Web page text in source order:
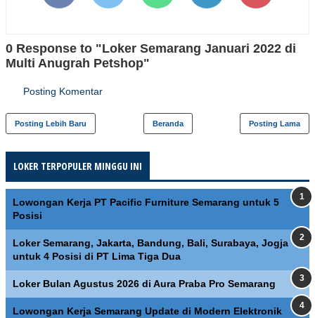
0 Response to "Loker Semarang Januari 2022 di
Multi Anugrah Petshop"
Posting Komentar
Posting Lebih Baru Posting Lama
Beranda
LOKER TERPOPULER MINGGU INI
Lowongan Kerja PT Pacific Furniture Semarang untuk 5
Posisi
Loker Semarang, Jakarta, Bandung, Bali, Surabaya, Jogja
untuk 4 Posisi di PT Lima Tiga Dua
Loker Bulan Agustus 2026 di Aura Praba Pro Semarang
Lowongan Kerja Semarang Update di Modern Elektronik